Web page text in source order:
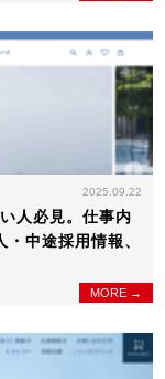
2025.09.22
人必見。仕事内
中途採用情報、
MORE →